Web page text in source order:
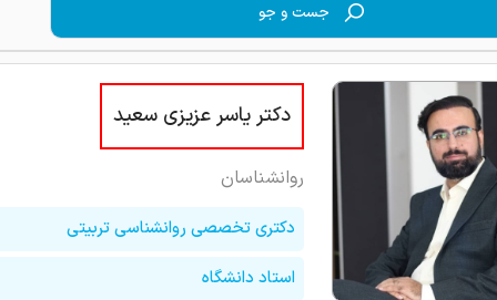
جست و جو
دکتر یاسر عزیزی سعید
روانشناسان
دکتری تخصصی روانشناسی تربیتی
استاد دانشگاه